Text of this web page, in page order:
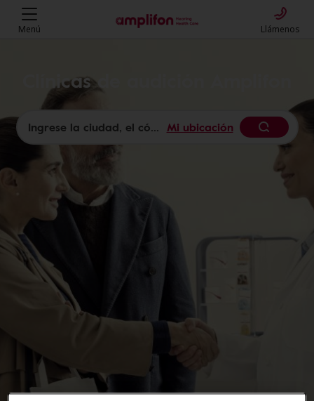
Menú Llámenos
Clínicas de audición Amplifon
Mi ubicación